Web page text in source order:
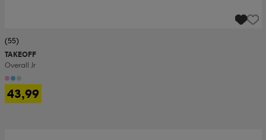
(55)
TAKEOFF
Overall Jr
43,99